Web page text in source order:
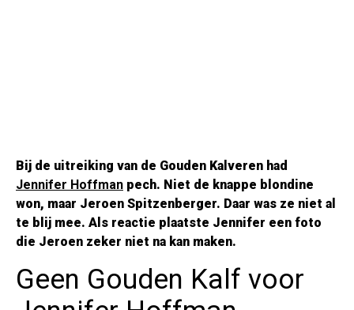
Bij de uitreiking van de Gouden Kalveren had
Jennifer Hoffman pech. Niet de knappe blondine
won, maar Jeroen Spitzenberger. Daar was ze niet al
te blij mee. Als reactie plaatste Jennifer een foto
die Jeroen zeker niet na kan maken.
Geen Gouden Kalf voor